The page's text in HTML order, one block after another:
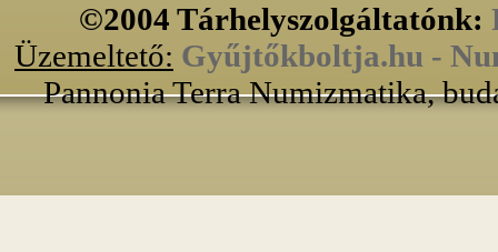
©2004 Tárhelyszolgáltatónk:
Üzemeltető: Gyűjtőkboltja.hu -
Pannonia Terra Numizmatika,